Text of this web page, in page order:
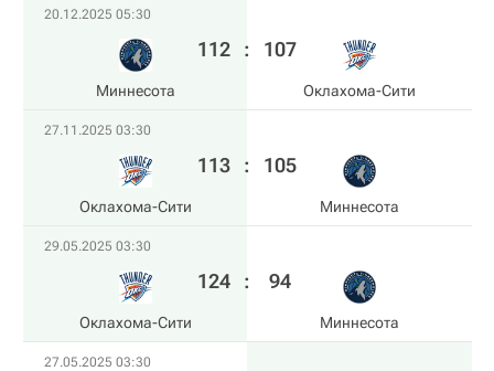
20.12.2025 05:30
Миннесота
112 : 107
Оклахома-Сити
27.11.2025 03:30
Оклахома-Сити
113 : 105
Миннесота
29.05.2025 03:30
Оклахома-Сити
124 : 94
Миннесота
27.05.2025 03:30